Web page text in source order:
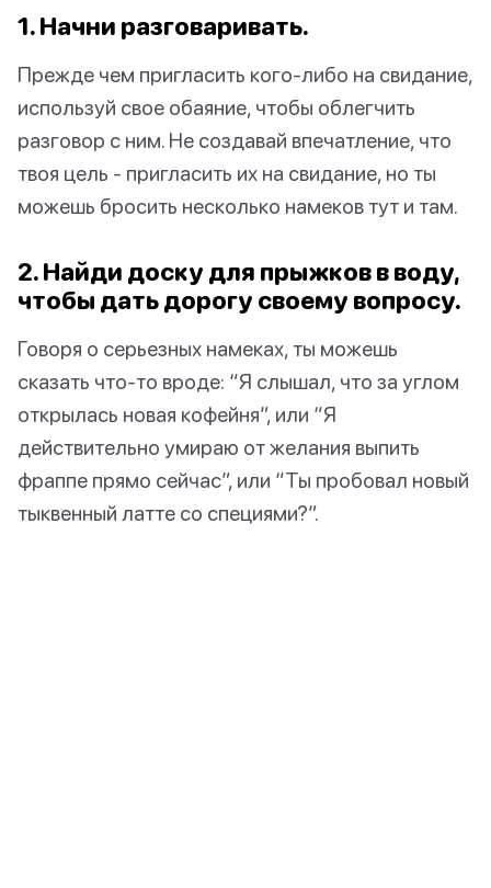
1. Начни разговаривать.
Прежде чем пригласить кого-либо на свидание,
используй свое обаяние, чтобы облегчить
разговор с ним. Не создавай впечатление, что
твоя цель - пригласить их на свидание, но ты
можешь бросить несколько намеков тут и там.
2. Найди доску для прыжков в воду,
чтобы дать дорогу своему вопросу.
Говоря о серьезных намеках, ты можешь
сказать что-то вроде: “Я слышал, что за углом
открылась новая кофейня”, или “Я
действительно умираю от желания выпить
фраппе прямо сейчас”, или “Ты пробовал новый
тыквенный латте со специями?”.